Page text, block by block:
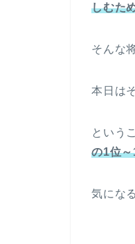
しむた
そんな
本日は
という
の1位～
気にな